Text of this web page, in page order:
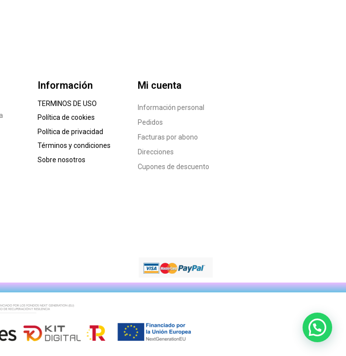
Información
TERMINOS DE USO
Política de cookies
Política de privacidad
Términos y condiciones
Sobre nosotros
Mi cuenta
Información personal
Pedidos
Facturas por abono
Direcciones
Cupones de descuento